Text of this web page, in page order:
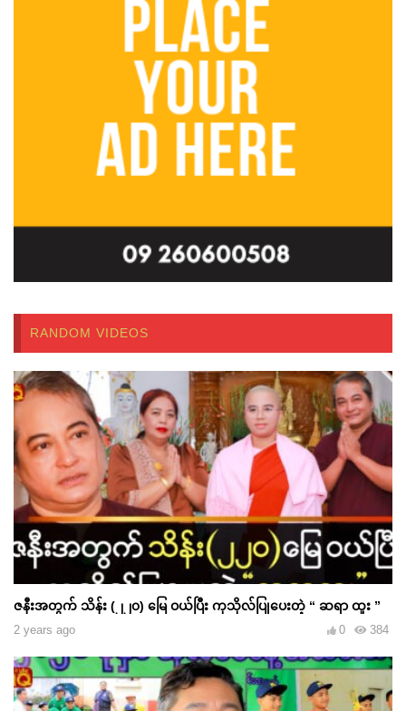
RANDOM VIDEOS
ဇနီးအတွက် သိန်း (၂၂၀) မြေ ဝယ်ပြီး ကုသိုလ်ပြုပေးတဲ့ “ ဆရာ ထူး ”
2 years ago 384
0